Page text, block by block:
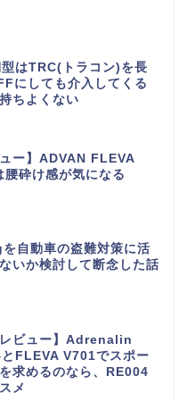
はTRC(トラコン)を長
にしても介入してくる
ちよくない
ュー】ADVAN FLEVA
腰砕け感が気になる
自動車の盗難対策に活
いか検討して断念した話
レビュー】Adrenalin
とFLEVA V701でスポー
求めるのなら、RE004
メ